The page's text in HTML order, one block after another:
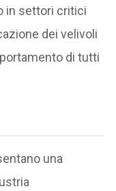
in settori critici
dei velivoli
di tutti
una